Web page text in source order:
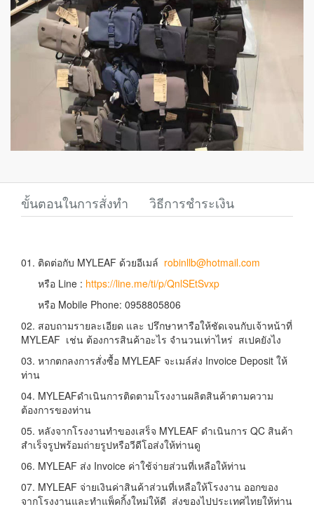
ขั้นตอนในการสั่งทำ วิธีการชำระเงิน
01. ติดต่อกับ MYLEAF ด้วยอีเมล์ robinllb@hotmail.com
หรือ Line : https://line.me/ti/p/QnlSEtSvxp
หรือ Mobile Phone: 0958805806
02. สอบถามรายละเอียด และ ปรึกษาหารือให้ชัดเจนกับเจ้าหน้าที่
MYLEAF เช่น ต้องการสินค้าอะไร จำนวนเท่าไหร่ สเปคยังไง
03. หากตกลงการสั่งซื้อ MYLEAF จะเมล์ส่ง Invoice Deposit ให้
ท่าน
04. MYLEAFดำเนินการติดตามโรงงานผลิตสินค้าตามความ
ต้องการของท่าน
05. หลังจากโรงงานทำของเสร็จ MYLEAF ดำเนินการ QC สินค้า
สำเร็จรูปพร้อมถ่ายรูปหรือวีดีโอส่งให้ท่านดู
06. MYLEAF ส่ง Invoice ค่าใช้จ่ายส่วนที่เหลือให้ท่าน
07. MYLEAF จ่ายเงินค่าสินค้าส่วนที่เหลือให้โรงงาน ออกของ
จากโรงงานและทำแพ็คกิ้งใหม่ให้ดี ส่งของไปประเทศไทยให้ท่าน